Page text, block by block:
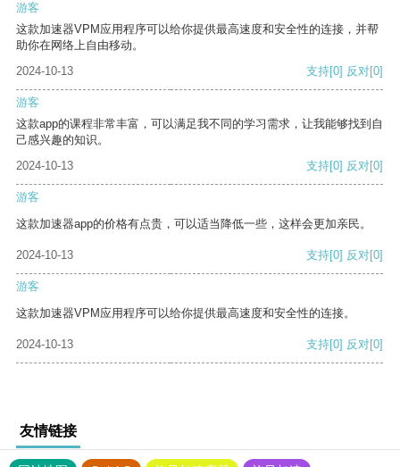
游客
这款加速器VPM应用程序可以给你提供最高速度和安全性的连接，并帮
助你在网络上自由移动。
2024-10-13
支持[0] 反对[0]
游客
这款app的课程非常丰富，可以满足我不同的学习需求，让我能够找到自
己感兴趣的知识。
2024-10-13
支持[0] 反对[0]
游客
这款加速器app的价格有点贵，可以适当降低一些，这样会更加亲民。
2024-10-13 支持[0] 反对[0]
游客
这款加速器VPM应用程序可以给你提供最高速度和安全性的连接。
2024-10-13 支持[0] 反对[0]
友情链接